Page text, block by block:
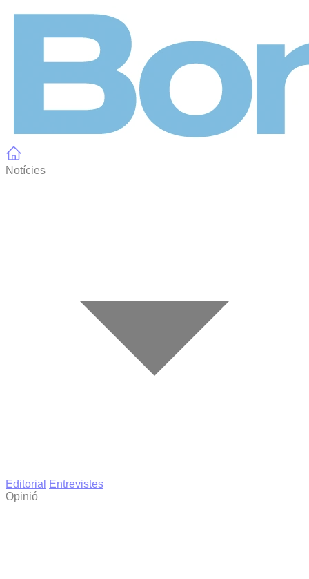
Notícies
Editorial
Entrevistes
Opinió